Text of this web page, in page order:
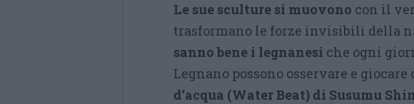
Le sue sculture si muovono con il
trasformano le forze invisibili della
sanno bene i legnanesi che ogni
Legnano possono osservare e
d’acqua (Water Beat) di Susumu